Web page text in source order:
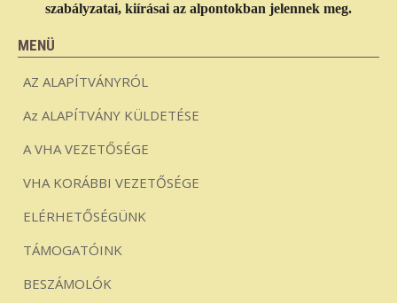
szabályzatai, kiírásai az alpontokban jelennek meg.
MENÜ
AZ ALAPÍTVÁNYRÓL
Az ALAPÍTVÁNY KÜLDETÉSE
A VHA VEZETŐSÉGE
VHA KORÁBBI VEZETŐSÉGE
ELÉRHETŐSÉGÜNK
TÁMOGATÓINK
BESZÁMOLÓK